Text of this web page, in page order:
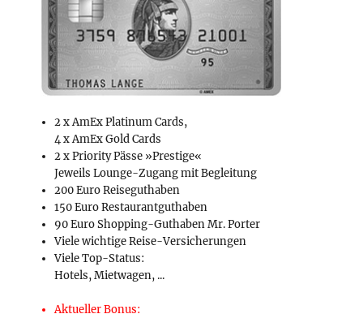
2 x AmEx Platinum Cards,
4 x AmEx Gold Cards
2 x Priority Pässe »Prestige«
Jeweils Lounge-Zugang mit Begleitung
200 Euro Reiseguthaben
150 Euro Restaurantguthaben
90 Euro Shopping-Guthaben Mr. Porter
Viele wichtige Reise-Versicherungen
Viele Top-Status:
Hotels, Mietwagen, ...
Aktueller Bonus: